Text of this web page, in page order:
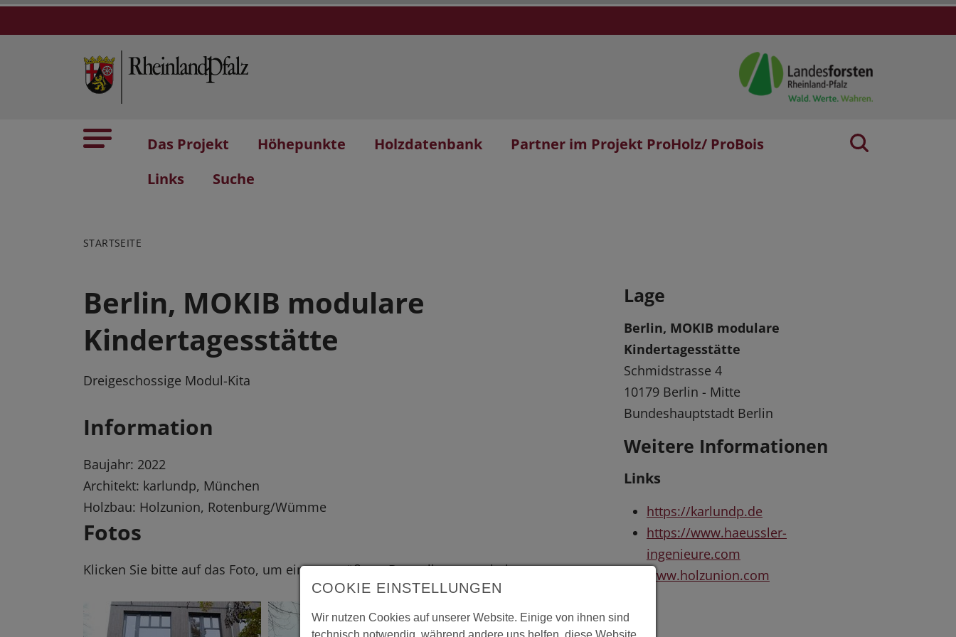
Das Projekt Höhepunkte Holzdatenbank
Partner im Projekt ProHolz/ ProBois
Links
Suche
STARTSEITE
Berlin, MOKIB modulare
Kindertagesstätte
Dreigeschossige Modul-Kita
Information
Baujahr: 2022
Architekt: karlundp, München
Holzbau: Holzunion, Rotenburg/Wümme
Fotos
Klicken Sie bitte auf das Foto, um eine vergrößerte Darstellung zu erhalten.
Lage
Berlin, MOKIB modulare
Kindertagesstätte
Schmidstrasse 4
10179 Berlin - Mitte
Bundeshauptstadt Berlin
Weitere Informationen
Links
https://karlundp.de
https://www.haeussler-
ingenieure.com
www.holzunion.com
COOKIE EINSTELLUNGEN
Wir nutzen Cookies auf unserer Website. Einige von ihnen sind
technisch notwendig, während andere uns helfen, diese Website